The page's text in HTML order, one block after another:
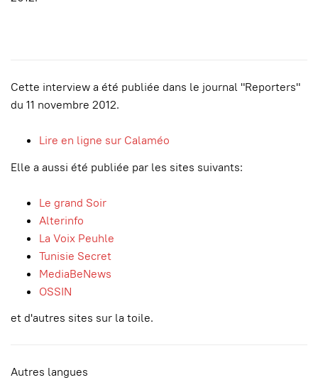
Cette interview a été publiée dans le journal "Reporters"
du 11 novembre 2012.
Lire en ligne sur Calaméo
Elle a aussi été publiée par les sites suivants:
Le grand Soir
Alterinfo
La Voix Peuhle
Tunisie Secret
MediaBeNews
OSSIN
et d'autres sites sur la toile.
Autres langues